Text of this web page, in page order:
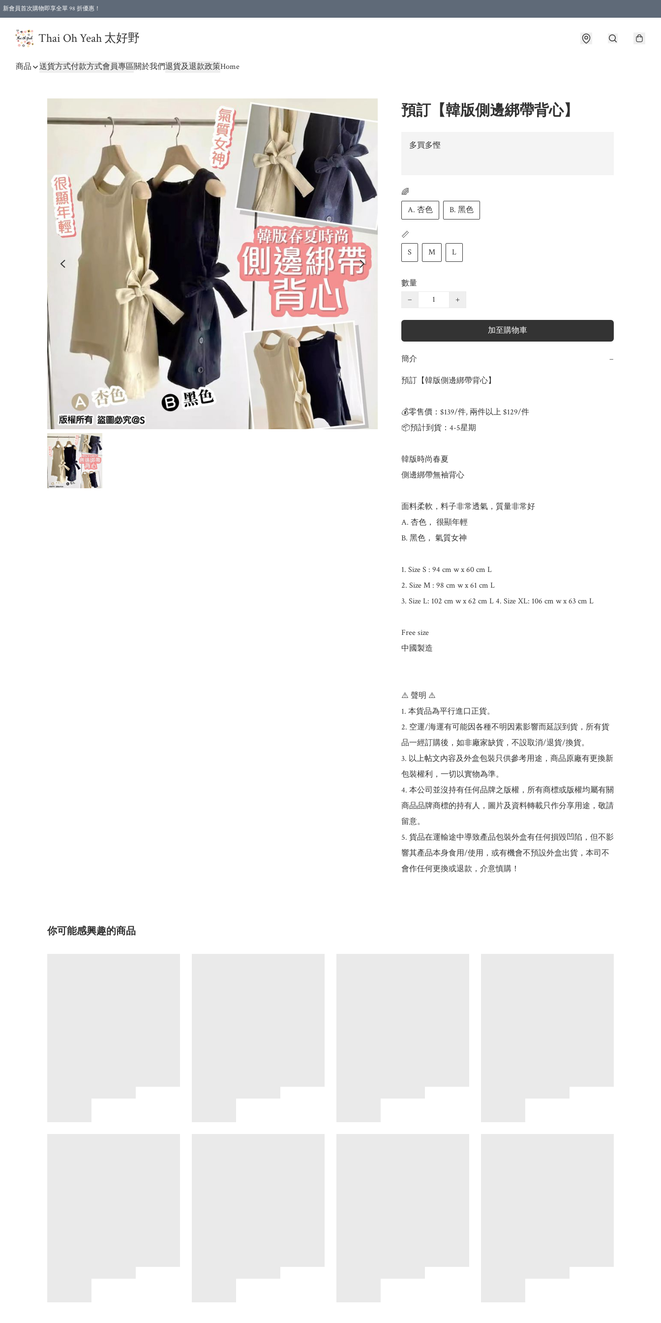
新會員首次購物即享全單 98 折優惠！
Thai Oh Yeah 太好野
商品 送貨方式付款方式會員專區關於我們退貨及退款政策Home
預訂【韓版側邊綁帶背心】
多買多慳
🌈
A. 杏色
B. 黑色
📏
S
M L
數量
−
+
加至購物車
簡介 −
預訂【韓版側邊綁帶背心】
💰零售價：$139/件, 兩件以上 $129/件
📦預計到貨：4-5星期
韓版時尚春夏
側邊綁帶無袖背心
面料柔軟，料子非常透氣，質量非常好
A. 杏色， 很顯年輕
B. 黑色， 氣質女神
1. Size S : 94 cm w x 60 cm L
2. Size M : 98 cm w x 61 cm L
3. Size L: 102 cm w x 62 cm L 4. Size XL: 106 cm w x 63 cm L
Free size
中國製造
⚠️ 聲明 ⚠️
1. 本貨品為平行進口正貨。
2. 空運/海運有可能因各種不明因素影響而延誤到貨，所有貨
品一經訂購後，如非廠家缺貨，不設取消/退貨/換貨。
3. 以上帖文內容及外盒包裝只供參考用途，商品原廠有更換新
包裝權利，一切以實物為準。
4. 本公司並沒持有任何品牌之版權，所有商標或版權均屬有關
商品品牌商標的持有人，圖片及資料轉載只作分享用途，敬請
留意。
5. 貨品在運輸途中導致產品包裝外盒有任何損毀凹陷，但不影
響其產品本身食用/使用，或有機會不預設外盒出貨，本司不
會作任何更換或退款，介意慎購！
你可能感興趣的商品